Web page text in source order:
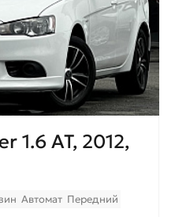
1.6 AT, 2012,
Автомат Передний